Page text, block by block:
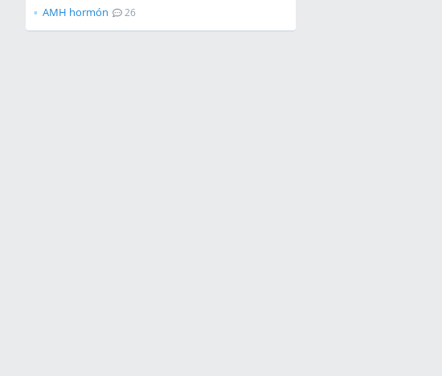
AMH hormón 26